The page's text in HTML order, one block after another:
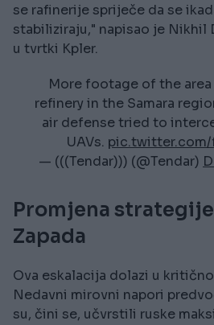
se rafinerije spriječe da se
stabiliziraju," napisao je Nikhil
u tvrtki Kpler.
More footage of the area
refinery in the Samara
air defense tried to
UAVs.
— (((Tendar))) (@Tendar)
Promjena
Zapada
Ova eskalacija dolazi u
Nedavni mirovni napori
su, čini se, učvrstili ruske